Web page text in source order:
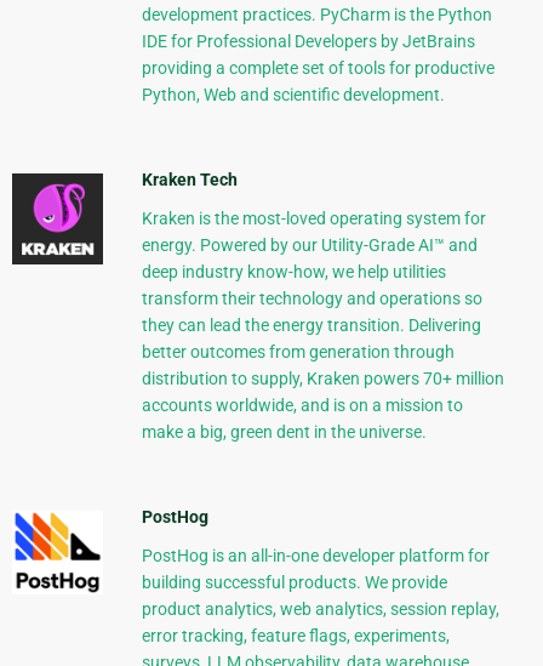
development practices. PyCharm is the Python
IDE for Professional Developers by JetBrains
providing a complete set of tools for productive
Python, Web and scientific development.
Kraken Tech
Kraken is the most-loved operating system for
energy. Powered by our Utility-Grade AI™ and
deep industry know-how, we help utilities
transform their technology and operations so
they can lead the energy transition. Delivering
better outcomes from generation through
distribution to supply, Kraken powers 70+ million
accounts worldwide, and is on a mission to
make a big, green dent in the universe.
PostHog
PostHog is an all-in-one developer platform for
building successful products. We provide
product analytics, web analytics, session replay,
error tracking, feature flags, experiments,